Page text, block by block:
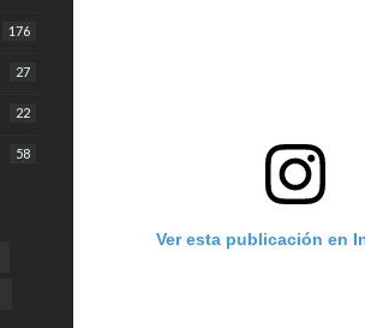
176
27
22
58
Ver esta publicación en